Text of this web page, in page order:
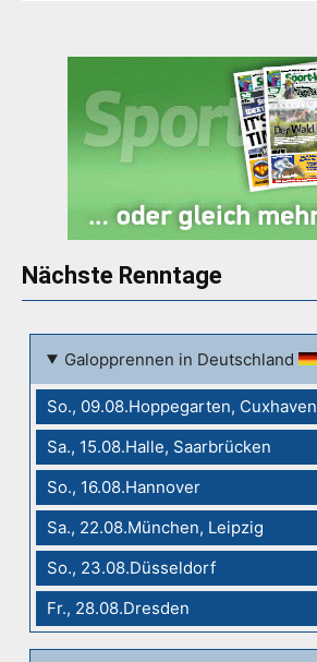
Nächste Renntage
Galopprennen in Deutschland
So., 09.08.Hoppegarten, Cuxhaven
Sa., 15.08.Halle, Saarbrücken
So., 16.08.Hannover
Sa., 22.08.München, Leipzig
So., 23.08.Düsseldorf
Fr., 28.08.Dresden